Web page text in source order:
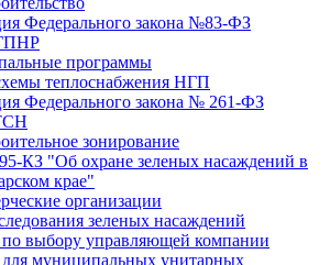
Федерального закона №83-ФЗ
программы
теплоснабжения НГП
Федерального закона № 261-ФЗ
зонирование
КЗ "Об охране зеленых насаждений в
крае"
организации
зеленых насаждений
выбору управляющей компании
муниципальных унитарных